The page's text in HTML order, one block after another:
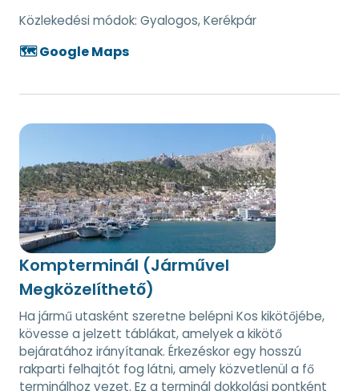
Közlekedési módok: Gyalogos, Kerékpár
🗺️ Google Maps
Kompterminál (Járművel
Megközelíthető)
Ha jármű utasként szeretne belépni Kos kikötőjébe,
kövesse a jelzett táblákat, amelyek a kikötő
bejáratához irányítanak. Érkezéskor egy hosszú
rakparti felhajtót fog látni, amely közvetlenül a fő
terminálhoz vezet. Ez a terminál dokkolási pontként